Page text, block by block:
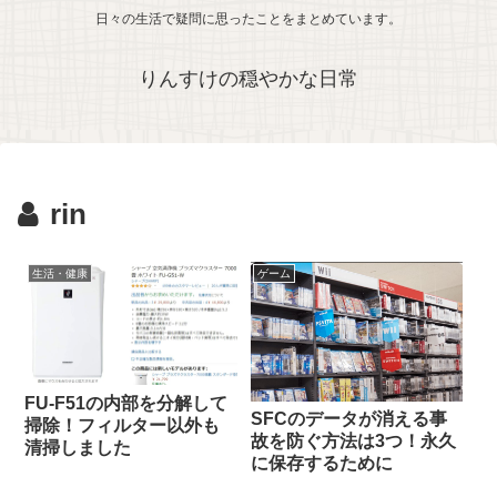
日々の生活で疑問に思ったことをまとめています。
りんすけの穏やかな日常
rin
生活・健康
FU-F51の内部を分解して
掃除！フィルター以外も
清掃しました
ゲーム
SFCのデータが消える事
故を防ぐ方法は3つ！永久
に保存するために